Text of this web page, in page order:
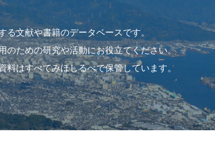
る文献や書籍のデータベースです。
のための研究や活動にお役立てください。
料はすべてみほしるべで保管しています。